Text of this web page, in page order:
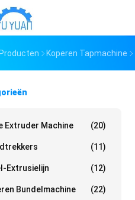
Producten Koperen Tapmachine
Extruder Machine (20)
(11)
Extrusielijn (12)
Bundelmachine (22)